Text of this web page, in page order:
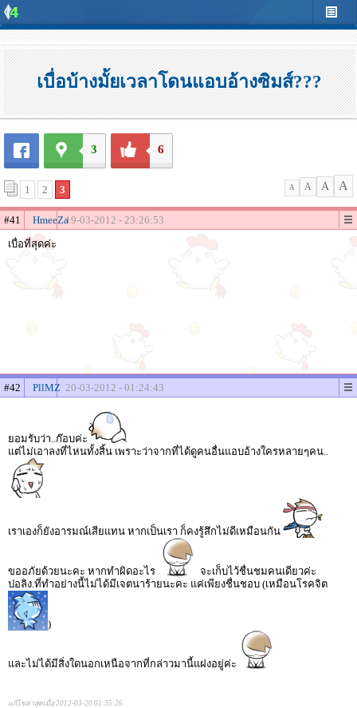
เบื่อบ้างมั้ยเวลาโดนแอบอ้างซิมส์???
3 6
1 2 3 A A A A
#41 HmeeZa19-03-2012 - 23:26:53
เบื่อที่สุดค่ะ
#42 PllMZ 20-03-2012 - 01:24:43
ยอมรับว่า..ก๊อบค่ะ
แต่ไม่เอาลงที่ไหนทั้งสิ้น เพราะว่าจากที่ได้ดูคนอื่นแอบอ้างใครหลายๆคน..
เราเองก็ยังอารมณ์เสียแทน หากเป็นเรา ก็คงรู้สึกไม่ดีเหมือนกัน
ขออภัยด้วยนะคะ หากทำผิดอะไร
จะเก็บไว้ชื่นชมคนเดียวค่ะ
ปอลิง.ที่ทำอย่างนี้ไม่ได้มีเจตนาร้ายนะคะ แค่เพียงชื่นชอบ (เหมือนโรคจิต
)
และไม่ได้มีสิ่งใดนอกเหนือจากที่กล่าวมานี้แฝงอยู่ค่ะ
แก้ไขล่าสุดเมื่อ 2012-03-20 01:35:26